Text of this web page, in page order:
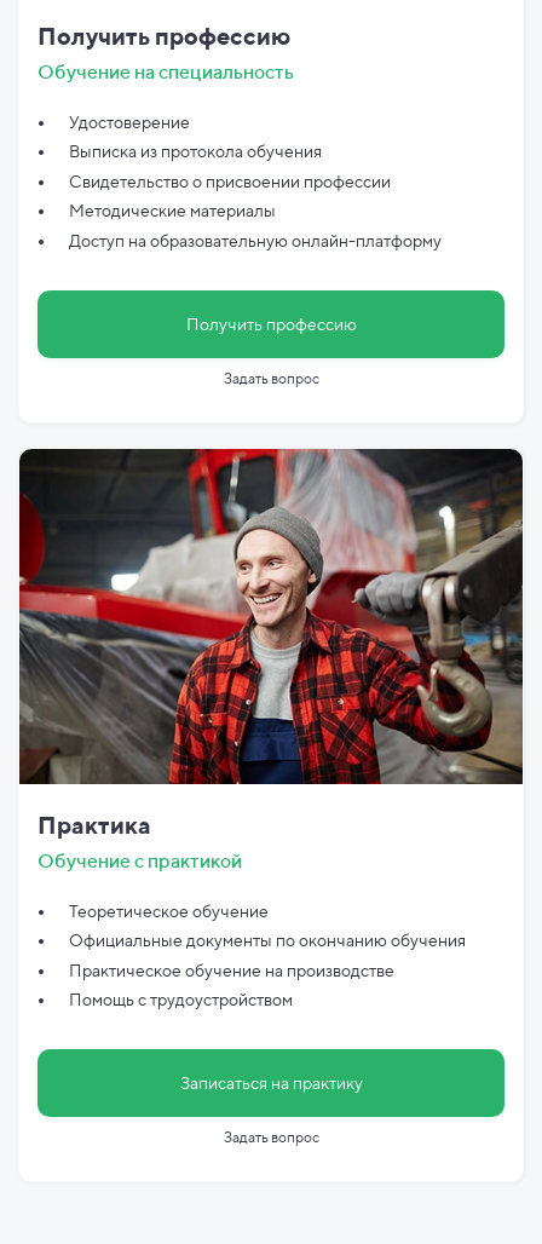
Получить профессию
Обучение на специальность
Удостоверение
Выписка из протокола обучения
Свидетельство о присвоении профессии
Методические материалы
Доступ на образовательную онлайн-платформу
Получить профессию
Задать вопрос
Практика
Обучение с практикой
Теоретическое обучение
Официальные документы поокончанию обучения
Практическое обучение на производстве
Помощь с трудоустройством
Записаться на практику
Задать вопрос